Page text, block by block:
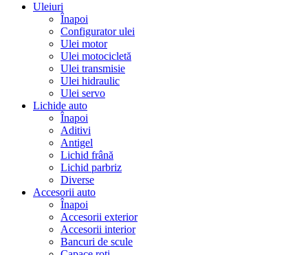
Uleiuri
Înapoi
Configurator ulei
Ulei motor
Ulei motocicletă
Ulei transmisie
Ulei hidraulic
Ulei servo
Lichide auto
Înapoi
Aditivi
Antigel
Lichid frână
Lichid parbriz
Diverse
Accesorii auto
Înapoi
Accesorii exterior
Accesorii interior
Bancuri de scule